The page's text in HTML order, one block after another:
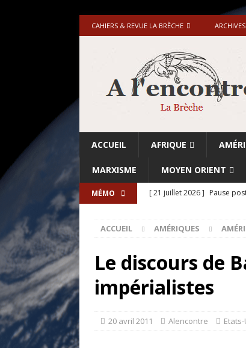
CAHIERS & REVUE LA BRÈCHE ARCHIVES
ACCUEIL AFRIQUE
MARXISME MOYEN ORIENT
MÉMO [ 21 juillet 2026 ] Pause
[ 18 juillet 2026 ]
Israël-
avant les élections du 27
«Le
et une menace»
ACCUEIL AMÉRIQUES
Le discours de
impérialistes
20 avril 2011 Alencontre